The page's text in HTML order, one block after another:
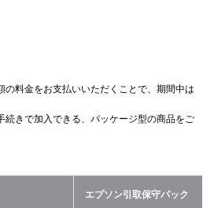
の料金をお支払いいただくことで、期間中は
続きで加入できる、パッケージ型の商品をご
エプソン引取保守パック